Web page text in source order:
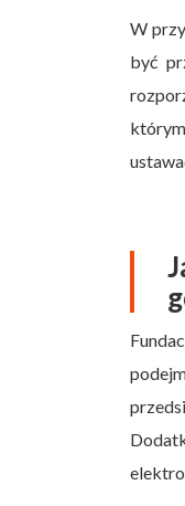
W
być